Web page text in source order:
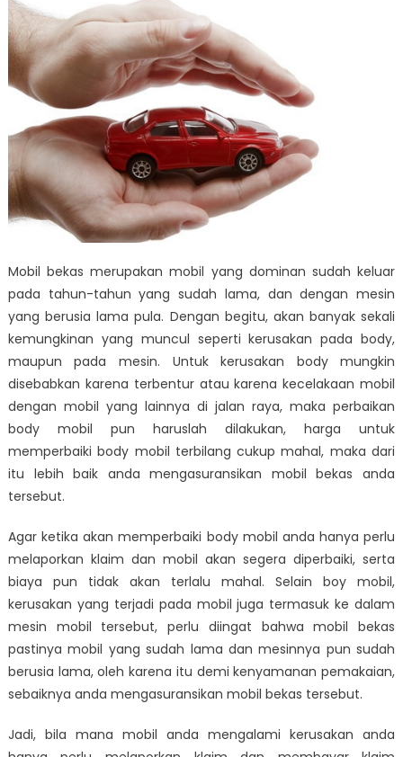
Mobil bekas merupakan mobil yang dominan sudah keluar
pada tahun-tahun yang sudah lama, dan dengan mesin
yang berusia lama pula. Dengan begitu, akan banyak sekali
kemungkinan yang muncul seperti kerusakan pada body,
maupun pada mesin. Untuk kerusakan body mungkin
disebabkan karena terbentur atau karena kecelakaan mobil
dengan mobil yang lainnya di jalan raya, maka perbaikan
body mobil pun haruslah dilakukan, harga untuk
memperbaiki body mobil terbilang cukup mahal, maka dari
itu lebih baik anda mengasuransikan mobil bekas anda
tersebut.
Agar ketika akan memperbaiki body mobil anda hanya perlu
melaporkan klaim dan mobil akan segera diperbaiki, serta
biaya pun tidak akan terlalu mahal. Selain boy mobil,
kerusakan yang terjadi pada mobil juga termasuk ke dalam
mesin mobil tersebut, perlu diingat bahwa mobil bekas
pastinya mobil yang sudah lama dan mesinnya pun sudah
berusia lama, oleh karena itu demi kenyamanan pemakaian,
sebaiknya anda mengasuransikan mobil bekas tersebut.
Jadi, bila mana mobil anda mengalami kerusakan anda